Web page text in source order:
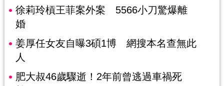
徐莉玲槓王菲案外案 5566小刀驚爆離
婚
姜厚任女友自曝3碩1博 網搜本名查無此
人
肥大叔46歲驟逝！2年前曾逃過車禍死